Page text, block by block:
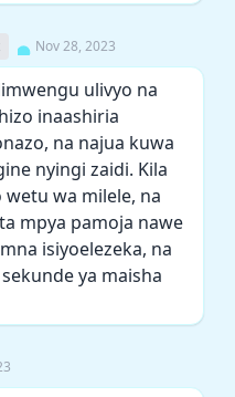
Nov 28, 2023
ulivyo na
inaashiria
na najua kuwa
nyingi zaidi. Kila
wa milele, na
mpya pamoja nawe
isiyoelezeka, na
ya maisha